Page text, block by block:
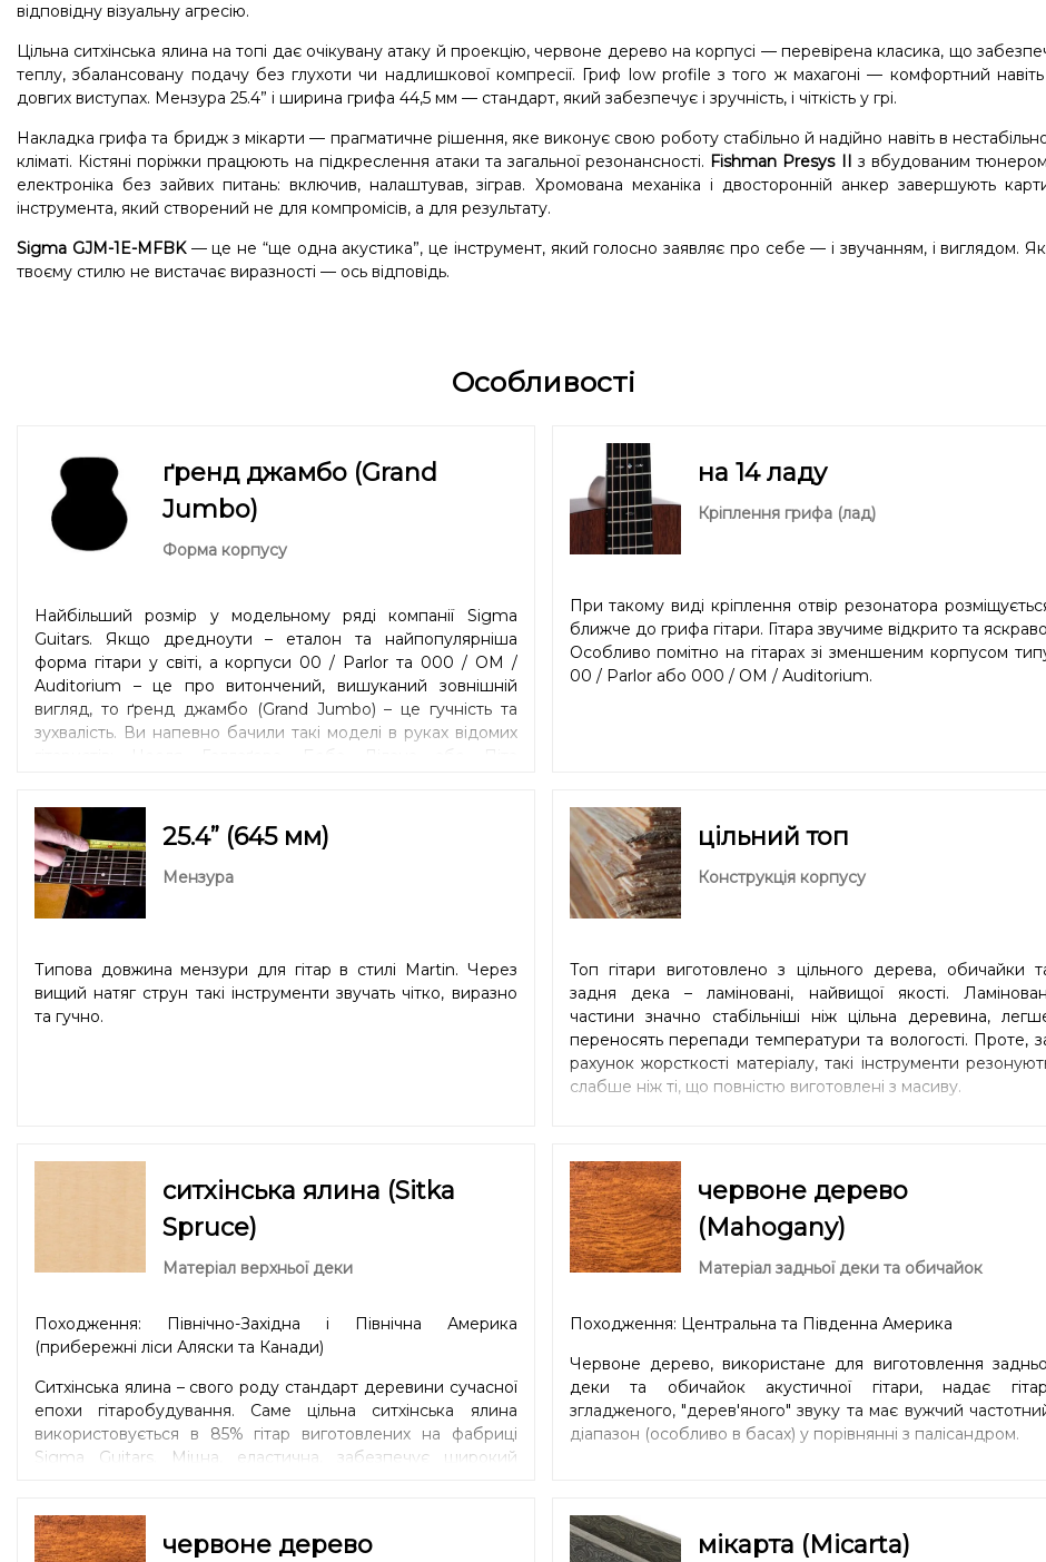
відповідну візуальну агресію.
Цільна ситхінська ялина на топі дає очікувану атаку й проекцію, червоне дерево на корпусі — перевірена класика, що
теплу, збалансовану подачу без глухоти чи надлишкової компресії. Гриф low profile з того ж махагоні — комфортний
довгих виступах. Мензура 25.4” і ширина грифа 44,5 мм — стандарт, який забезпечує і зручність, і чіткість у грі.
Накладка грифа та бридж з мікарти — прагматичне рішення, яке виконує свою роботу стабільно й надійно навіть в
кліматі. Кістяні поріжки працюють на підкреслення атаки та загальної резонансності. Fishman Presys II з вбудованим
електроніка без зайвих питань: включив, налаштував, зіграв. Хромована механіка і двосторонній анкер завершують
інструмента, який створений не для компромісів, а для результату.
Sigma GJM-1E-MFBK— це не “ще одна акустика”, це інструмент, який голосно заявляє про себе — і звучанням, і виглядом.
твоєму стилю не вистачає виразності — ось відповідь.
Особливості
ґренд джамбо (Grand
Jumbo)
Форма корпусу
Найбільший розмір у модельному ряді компанії Sigma
Guitars. Якщо дредноути – еталон та найпопулярніша
форма гітари у світі, а корпуси 00 / Parlor та 000 / OM /
Auditorium – це про витончений, вишуканий зовнішній
вигляд, то ґренд джамбо (Grand Jumbo) – це гучність та
зухвалість. Ви напевно бачили такі моделі в руках відомих
велика площа топу, обичайок і задньої деки. Це розширює
динамічний діапазон, в першу чергу, в нижній частині
частотного спектру. Формується унікальне звучання, яке
неможливо відтворити з іншим типом корпусу. Оригінальна
акустична гітара форми ґренд джамбо (Grand Jumbo) була
випущена компанією Gibson ще у 1937 році. Інструмент
на 14 ладу
Кріплення грифа (лад)
При такому виді кріплення отвір резонатора
ближче до грифа гітари. Гітара звучиме відкрито та
Особливо помітно на гітарах зі зменшеним корпусом
00 / Parlor або 000 / OM / Auditorium.
25.4” (645 мм)
Мензура
Типова довжина мензури для гітар в стилі Martin. Через
вищий натяг струн такі інструменти звучать чітко, виразно
та гучно.
цільний топ
Конструкція корпусу
Топ гітари виготовлено з цільного дерева, обичайки
задня дека – ламіновані, найвищої якості.
частини значно стабільніші ніж цільна деревина,
переносять перепади температури та вологості. Проте,
рахунок жорсткості матеріалу, такі інструменти
слабше ніж ті, що повністю виготовлені з масиву.
ситхінська ялина (Sitka
Spruce)
Матеріал верхньої деки
Походження: Північно-Західна і Північна Америка
(прибережні ліси Аляски та Канади)
Ситхінська ялина – свого роду стандарт деревини сучасної
епохи гітаробудування. Саме цільна ситхінська ялина
використовується в 85% гітар виготовлених на фабриці
Sigma Guitars. Міцна, еластична, забезпечує широкий
зменшених форм 00 / Parlor або 000 / OM / Auditorium.
Деревина однаково добре підійде для гри боєм і гри
червоне дерево
(Mahogany)
Матеріал задньої деки та обичайок
Походження: Центральна та Південна Америка
Червоне дерево, використане для виготовлення
деки та обичайок акустичної гітари, надає
згладженого, "дерев'яного" звуку та має вужчий
діапазон (особливо в басах) у порівнянні з палісандром.
червоне дерево
мікарта (Micarta)